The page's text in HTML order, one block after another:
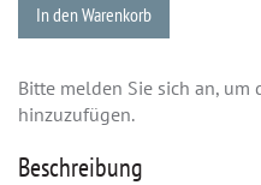
In den Warenkorb
Bitte melden Sie sich an, um
hinzuzufügen.
Beschreibung